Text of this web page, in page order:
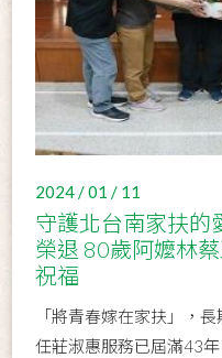
2024 / 01 / 11
守護北台南家扶的
榮退 80歲阿嬤林
祝福
「將青春嫁在家扶」，
任莊淑惠服務已屆滿43